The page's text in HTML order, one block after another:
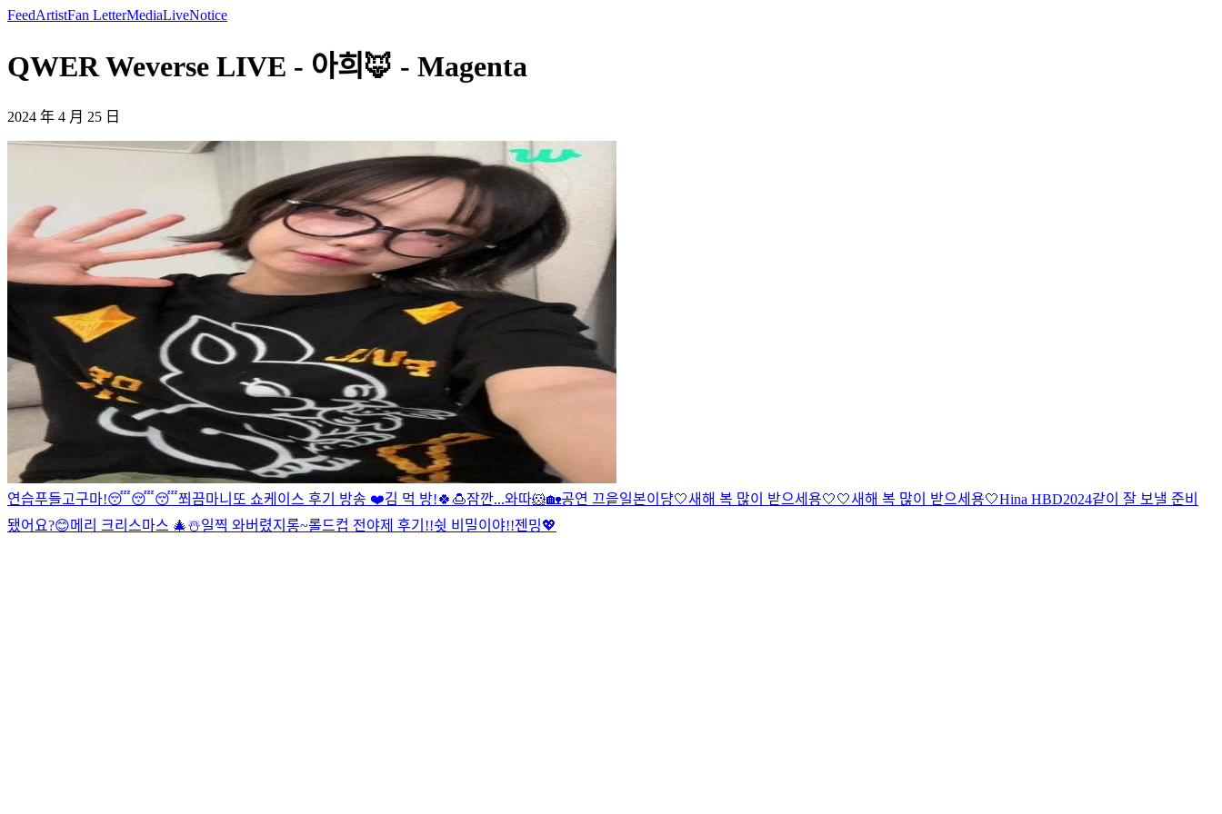
FeedArtistFan LetterMediaLiveNotice
QWER Weverse LIVE - 아희🦊 - Magenta
2024 年 4 月 25 日
연습푸들고구마!😴😴😴쬐끔마니또 쇼케이스 후기 방송 ❤️김 먹 방!🍀🍮잠깐...와따🐹🏡공연 끄읕일본이댱🤍새해 복 많이 받으세용🤍🤍새해 복 많이 받으세용🤍Hina HBD2024같이 잘 보낼 준비
됐어요?😊메리 크리스마스 🎄☃️일찍 와버렸지롱~롤드컵 전야제 후기!!쉿 비밀이야!!젠밍💖